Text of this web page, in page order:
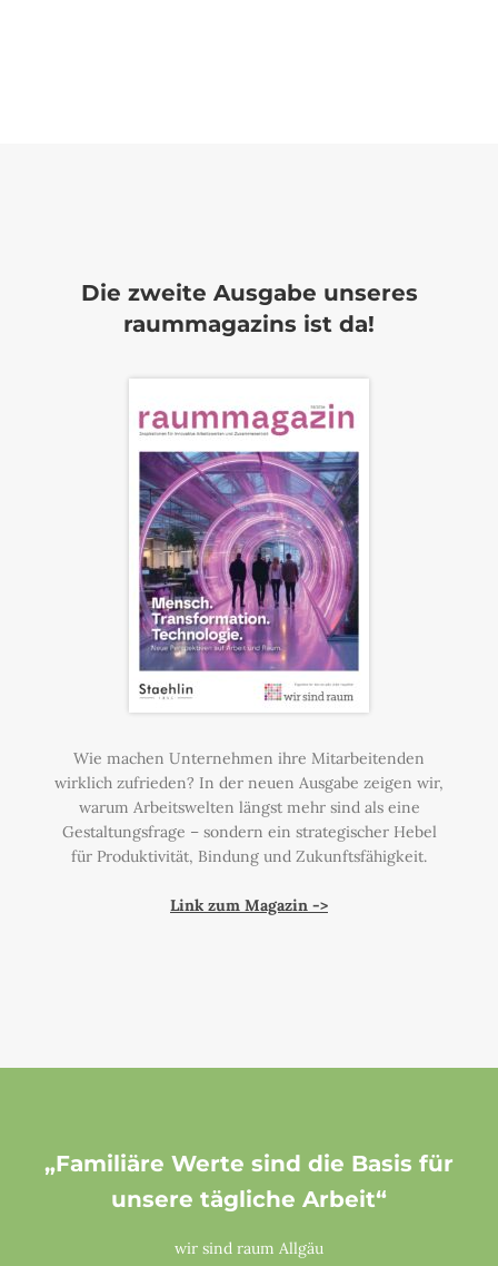
Die zweite Ausgabe unseres
raummagazins ist da!
Wie machen Unternehmen ihre Mitarbeitenden
wirklich zufrieden? In der neuen Ausgabe zeigen wir,
warum Arbeitswelten längst mehr sind als eine
Gestaltungsfrage – sondern ein strategischer Hebel
für Produktivität, Bindung und Zukunftsfähigkeit.
Link zum Magazin ->
„Familiäre Werte sind die Basis für
unsere tägliche Arbeit“
wir sind raum Allgäu